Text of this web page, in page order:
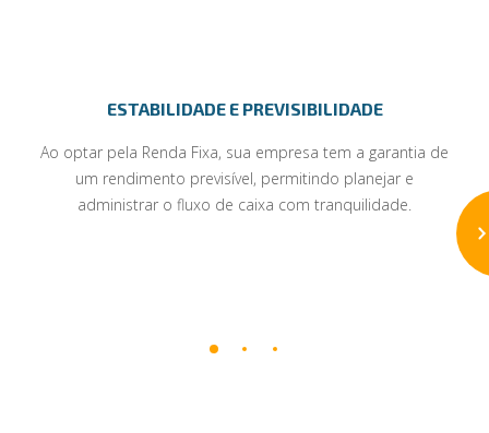
ESTABILIDADE E PREVISIBILIDADE
Ao optar pela Renda Fixa, sua empresa tem a garantia de
um rendimento previsível, permitindo planejar e
administrar o fluxo de caixa com tranquilidade.